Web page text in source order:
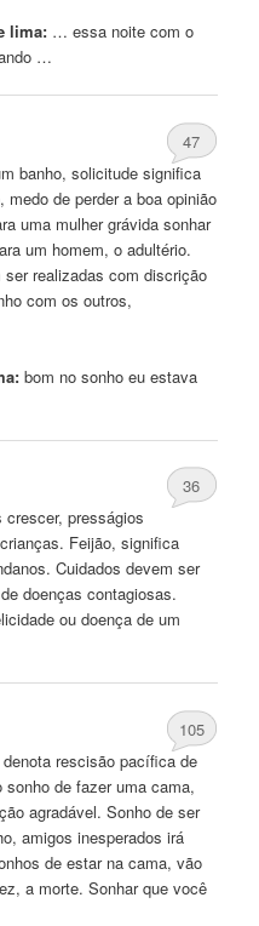
lima: … essa noite com o
…
47
banho, solicitude significa
de perder a boa opinião
uma mulher grávida sonhar
um homem, o adultério.
realizadas com discrição
com os outros,
bom no sonho eu estava
36
presságios
Feijão, significa
Cuidados devem ser
doenças contagiosas.
ou doença de um
105
rescisão pacífica de
de fazer uma cama,
agradável. Sonho de ser
amigos inesperados irá
de estar na cama, vão
a morte. Sonhar que você